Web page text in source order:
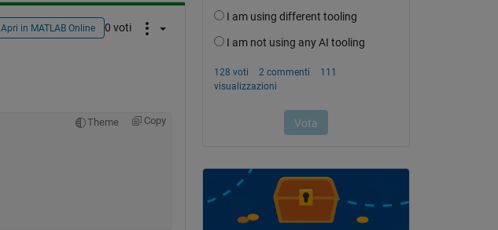
Apri in MATLAB Online 0 voti
Theme Copy